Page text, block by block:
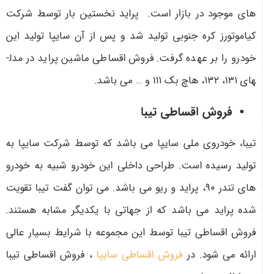
های موجود در بازار است. پراید نخستین بار توسط شرکت
کیاموتورز کره جنوبی تولید شد و پس از آن سایپا تولید این
خودرو را بر عهده گرفت. فروش اقساطی ماشین پراید در مدل­
های ۱۳۱، ۱۳۲، هاچ ­بک ۱۱۱ و … می باشد.
فروش اقساطی تیبا
تیبا، خودروی ملی سایپا می باشد که توسط شرکت سایپا به
تولید رسیده است. طراحی داخلی این خودرو شبیه به خودرو
های تندر ۹۰، پراید و ریو می باشد. می توان گفت تیبا تقویت
شده پراید می باشد که از جهاتی با یکدیگر مشابه هستند.
فروش اقساطی تیبا توسط این مجموعه با شرایط بسیار عالی
ارائه می شود. در فروش اقساطی سایپا ، فروش اقساطی تیبا